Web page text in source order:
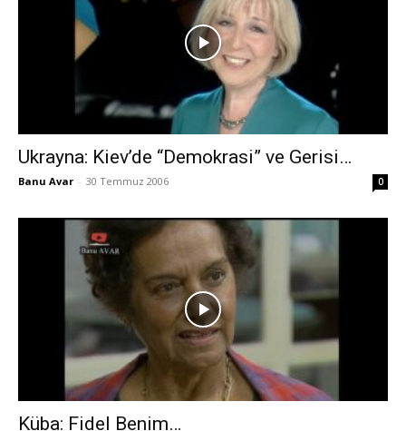
Ukrayna: Kiev’de “Demokrasi” ve Gerisi…
Banu Avar - 30 Temmuz 2006 0
Küba: Fidel Benim…